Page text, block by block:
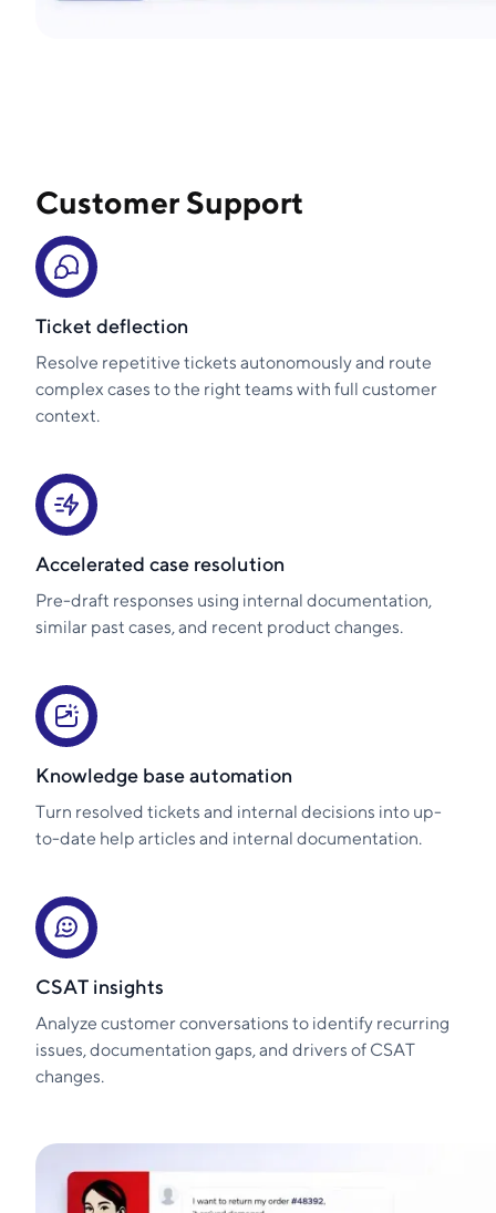
Customer Support
Ticket deflection
Resolve repetitive tickets autonomously and route
complex cases to the right teams with full customer
context.
Accelerated case resolution
Pre-draft responses using internal documentation,
similar past cases, and recent product changes.
Knowledge base automation
Turn resolved tickets and internal decisions into up-
to-date help articles and internal documentation.
CSAT insights
Analyze customer conversations to identify recurring
issues, documentation gaps, and drivers of CSAT
changes.